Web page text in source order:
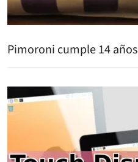
Pimoroni cumple 14 años